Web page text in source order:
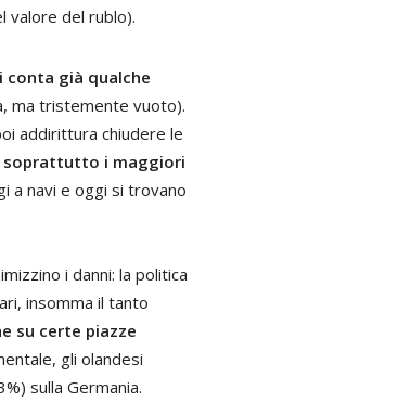
valore del rublo).
conta già qualche
ma tristemente vuoto).
addirittura chiudere le
soprattutto i maggiori
a navi e oggi si trovano
i danni: la politica
insomma il tanto
su certe piazze
gli olandesi
sulla Germania.